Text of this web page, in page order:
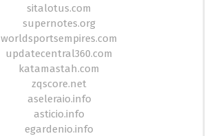
sitalotus.com
supernotes.org
worldsportsempires.com
updatecentral360.com
katamastah.com
zqscore.net
aseleraio.info
asticio.info
egardenio.info